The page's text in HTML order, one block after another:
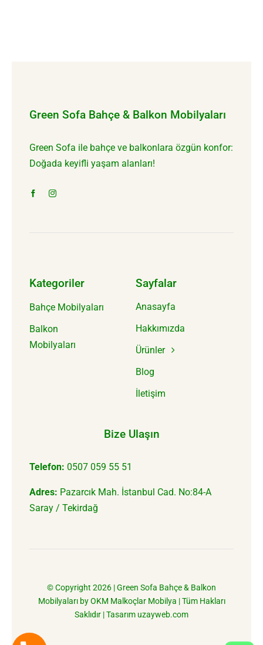
Green Sofa Bahçe & Balkon Mobilyaları
Green Sofa ile bahçe ve balkonlara özgün konfor:
Doğada keyifli yaşam alanları!
Kategoriler
Bahçe Mobilyaları
Balkon
Mobilyaları
Sayfalar
Anasayfa
Hakkımızda
Ürünler
Blog
İletişim
Bize Ulaşın
Telefon: 0507 059 55 51
Adres: Pazarcık Mah. İstanbul Cad. No:84-A
Saray / Tekirdağ
© Copyright 2026 |Green Sofa Bahçe & Balkon
MobilyalarıbyOKM Malkoçlar Mobilya | Tüm Hakları
Saklıdır | Tasarım uzayweb.com